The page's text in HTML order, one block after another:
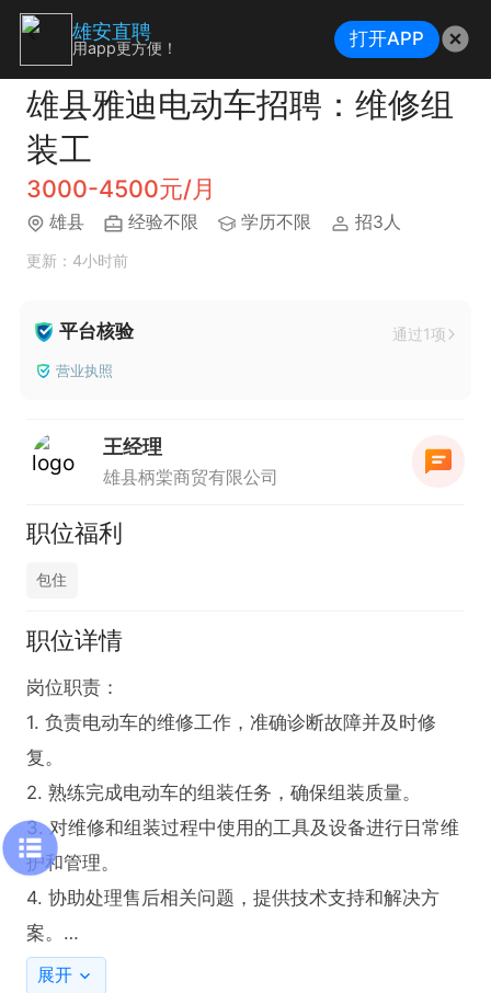
雄县雅迪电动车招聘：维修组
装工
3000-4500元/月
雄县 经验不限 学历不限 招3人
更新：4小时前
平台核验 通过1项
营业执照
王经理
雄县柄棠商贸有限公司
职位福利
包住
职位详情
岗位职责：
1. 负责电动车的维修工作，准确诊断故障并及时修
复。
2. 熟练完成电动车的组装任务，确保组装质量。
3. 对维修和组装过程中使用的工具及设备进行日常维
护和管理。
4. 协助处理售后相关问题，提供技术支持和解决方
案。
5. 配合团队完成其他与电动车维修组装相关的临时性
展开
雄安直聘
用app更方便！ 打开APP